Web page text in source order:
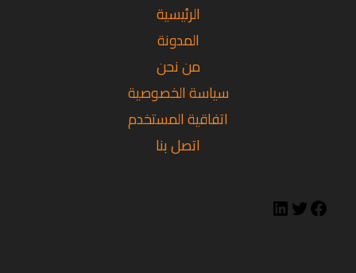
الرئيسية
المدونة
من نحن
سياسة الخصوصية
اتفاقية المستخدم
اتصل بنا